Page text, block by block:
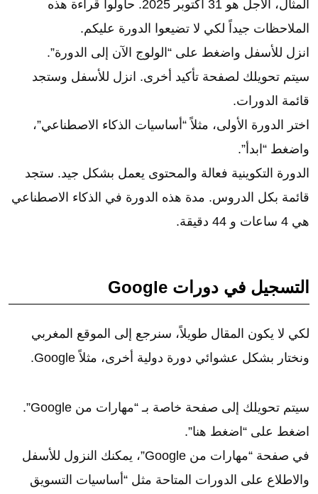
المثال، الأجل هو 31 أكتوبر 2025. حاولوا قراءة هذه
الملاحظات جيداً لكي لا تضيعوا الدورة عليكم.
انزل للأسفل واضغط على “الولوج الآن إلى الدورة”.
سيتم تحويلك لصفحة تأكيد أخرى. انزل للأسفل وستجد
قائمة الدورات.
اختر الدورة الأولى، مثلاً “أساسيات الذكاء الاصطناعي”،
واضغط “ابدأ”.
الدورة التكوينية فعالة والمحتوى يعمل بشكل جيد. ستجد
قائمة بكل الدروس. مدة هذه الدورة في الذكاء الاصطناعي
هي 4 ساعات و 44 دقيقة.
التسجيل في دورات Google
لكي لا يكون المقال طويلاً، سنرجع إلى الموقع المغربي
ونختار بشكل عشوائي دورة دولية أخرى، مثلاً Google.
سيتم تحويلك إلى صفحة خاصة بـ “مهارات من Google”.
اضغط على “اضغط هنا”.
في صفحة “مهارات من Google”، يمكنك النزول للأسفل
والاطلاع على الدورات المتاحة مثل “أساسيات التسويق